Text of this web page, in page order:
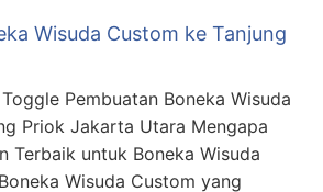
Wisuda Custom ke Tanjung
Pembuatan Boneka Wisuda
Priok Jakarta Utara Mengapa
Terbaik untuk Boneka Wisuda
Wisuda Custom yang